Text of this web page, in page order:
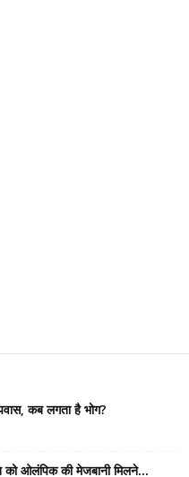
कब लगता है भोग?
को ओलंपिक की मेजबानी मिलने...